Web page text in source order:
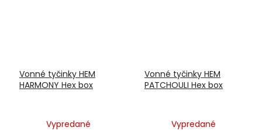
Vonné tyčinky HEM
HARMONY Hex box
Vypredané
Vonné tyčinky HEM
PATCHOULI Hex box
Vypredané